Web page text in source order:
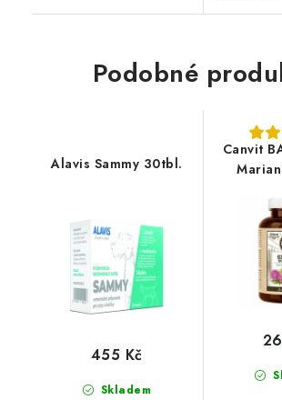
Podobné
Alavis Sammy 30tbl.
Skladem
455 Kč
Canvit